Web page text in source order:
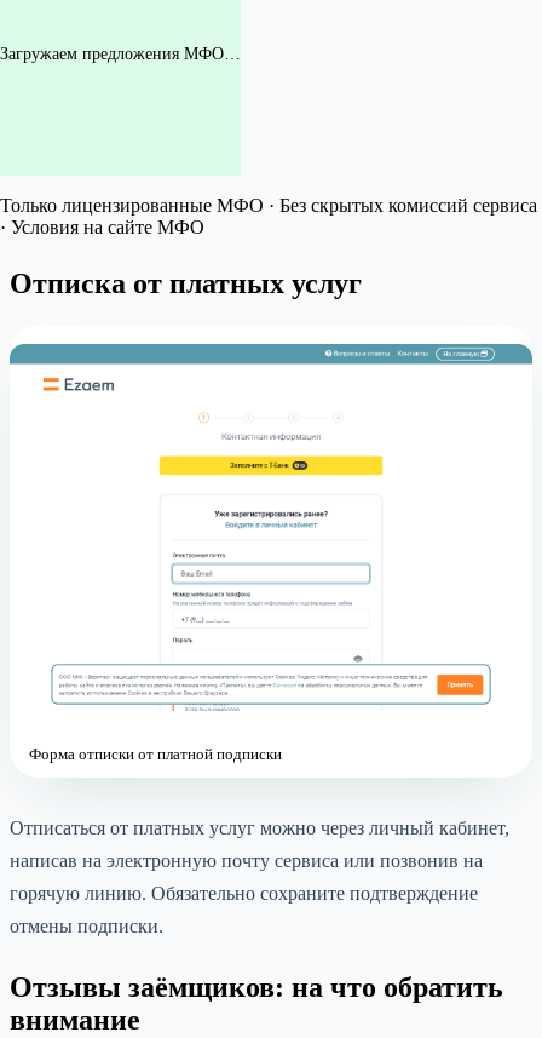
Загружаем предложения МФО…
Только лицензированные МФО · Без скрытых комиссий сервиса
· Условия на сайте МФО
Отписка от платных услуг
Форма отписки от платной подписки
Отписаться от платных услуг можно через личный кабинет,
написав на электронную почту сервиса или позвонив на
горячую линию. Обязательно сохраните подтверждение
отмены подписки.
Отзывы заёмщиков: на что обратить
внимание